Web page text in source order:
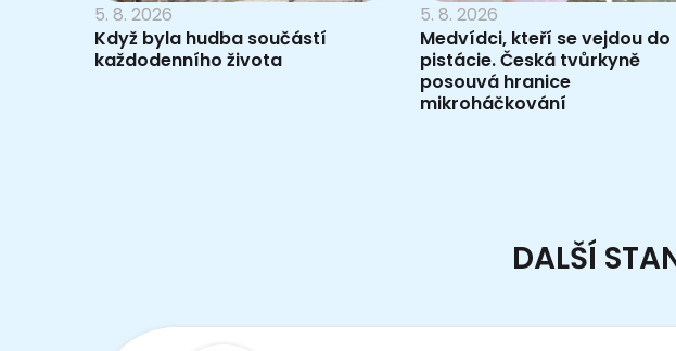
5. 8. 2026
Když byla hudba součástí
každodenního života
5. 8. 2026
Medvídci, kteří se vejdou do
pistácie. Česká tvůrkyně
posouvá hranice
mikroháčkování
DALŠÍ